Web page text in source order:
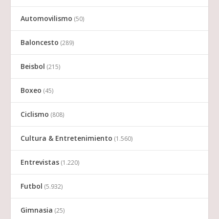
Automovilismo (50)
Baloncesto (289)
Beisbol (215)
Boxeo (45)
Ciclismo (808)
Cultura & Entretenimiento (1.560)
Entrevistas (1.220)
Futbol (5.932)
Gimnasia (25)